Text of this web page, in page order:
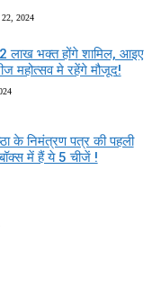
22, 2024
2 लाख भक्त होंगे शामिल, आइए
महोत्सव मे रहेंगे मौजूद!
के निमंत्रण पत्र की पहली
में हैं ये 5 चीजें !